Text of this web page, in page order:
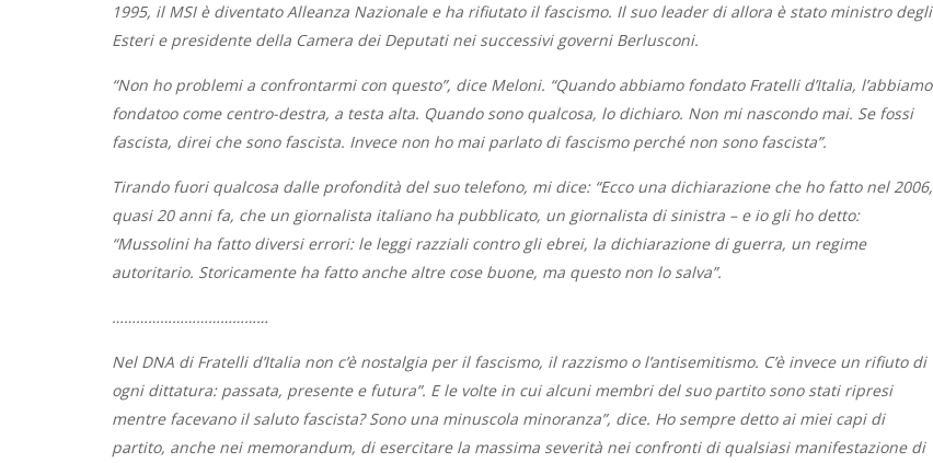
1995, il MSI è diventato Alleanza Nazionale e ha rifiutato il fascismo. Il suo leader di allora è stato ministro degli
Esteri e presidente della Camera dei Deputati nei successivi governi Berlusconi.
“Non ho problemi a confrontarmi con questo”, dice Meloni. “Quando abbiamo fondato Fratelli d’Italia, l’abbiamo
fondatoo come centro-destra, a testa alta. Quando sono qualcosa, lo dichiaro. Non mi nascondo mai. Se fossi
fascista, direi che sono fascista. Invece non ho mai parlato di fascismo perché non sono fascista”.
Tirando fuori qualcosa dalle profondità del suo telefono, mi dice: “Ecco una dichiarazione che ho fatto nel 2006,
quasi 20 anni fa, che un giornalista italiano ha pubblicato, un giornalista di sinistra – e io gli ho detto:
“Mussolini ha fatto diversi errori: le leggi razziali contro gli ebrei, la dichiarazione di guerra, un regime
autoritario. Storicamente ha fatto anche altre cose buone, ma questo non lo salva”.
…………………………………
Nel DNA di Fratelli d’Italia non c’è nostalgia per il fascismo, il razzismo o l’antisemitismo. C’è invece un rifiuto di
ogni dittatura: passata, presente e futura”. E le volte in cui alcuni membri del suo partito sono stati ripresi
mentre facevano il saluto fascista? Sono una minuscola minoranza”, dice. Ho sempre detto ai miei capi di
partito, anche nei memorandum, di esercitare la massima severità nei confronti di qualsiasi manifestazione di